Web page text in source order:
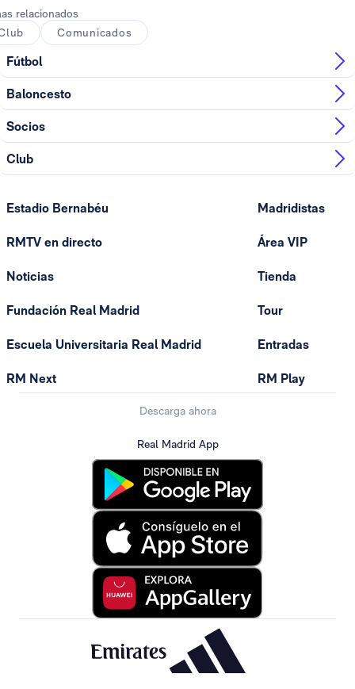
relacionados
Comunicados
Fútbol
Baloncesto
Socios
Club
Estadio Bernabéu
RMTV en directo
Noticias
Fundación Real Madrid
Escuela Universitaria Real Madrid
RM Next
Madridistas
Área VIP
Tienda
Tour
Entradas
RM Play
Descarga ahora
Real Madrid App